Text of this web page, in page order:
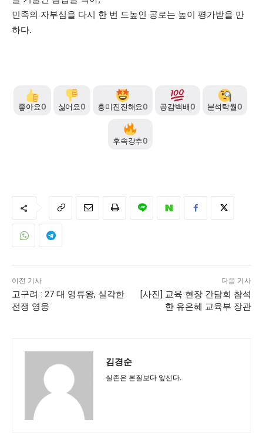
민족의 자부심을 다시 한 번 드높인 공로는 높이 평가받을 만
하다.
좋아요0 싫어요0 흥미진진해요0 공감백배0 분석탁월0
후속강추0
이전 기사
고구려 : 27 대 영류왕, 실각한
전쟁 영웅
다음 기사
[사진] 교육 현장 간담회 참석
한 유은혜 교육부 장관
김경순
실존은 본질보다 앞선다.